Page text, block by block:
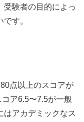
受験者の目的によっ
す。
点以上のスコアが
ア6.5〜7.5が一般
はアカデミックなス